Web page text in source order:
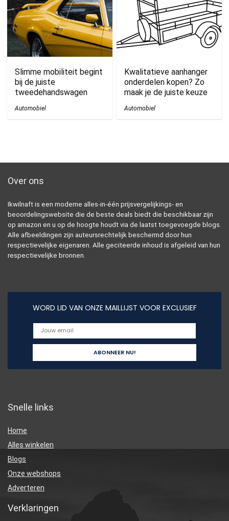
Slimme mobiliteit begint
bij de juiste
tweedehandswagen
Automobiel
Kwalitatieve aanhanger
onderdelen kopen? Zo
maak je de juiste keuze
Automobiel
Over ons
Ikwilnaft is een moderne alles-in-één prijsvergelijkings- en
beoordelingswebsite die de beste deals biedt die beschikbaar zijn
op amazon en u op de hoogte houdt via de laatst toegevoegde blogs.
Alle afbeeldingen zijn auteursrechtelijk beschermd door hun
respectievelijke eigenaren. Alle geciteerde inhoud is afgeleid van hun
respectievelijke bronnen.
WORD LID VAN ONZE MAILLIJST VOOR EXCLUSIEF
Snelle links
Home
Alles winkelen
Blogs
Onze webshops
Adverteren
Verklaringen